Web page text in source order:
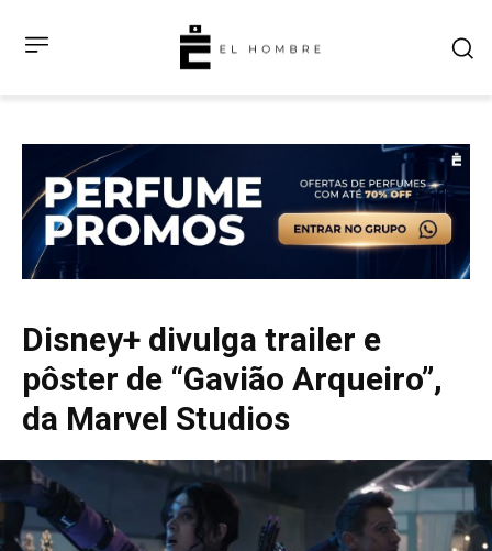
Disney+ divulga trailer e
pôster de “Gavião Arqueiro”,
da Marvel Studios